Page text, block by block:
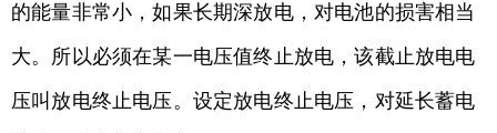
的能量非常小，如果长期深放电，对电池的损害相当
大。所以必须在某一电压值终止放电，该截止放电电
压叫放电终止电压。设定放电终止电压，对延长蓄电